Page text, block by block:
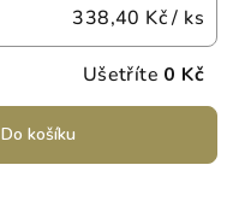
338,40 Kč/ ks
Ušetříte 0 Kč
Do košíku